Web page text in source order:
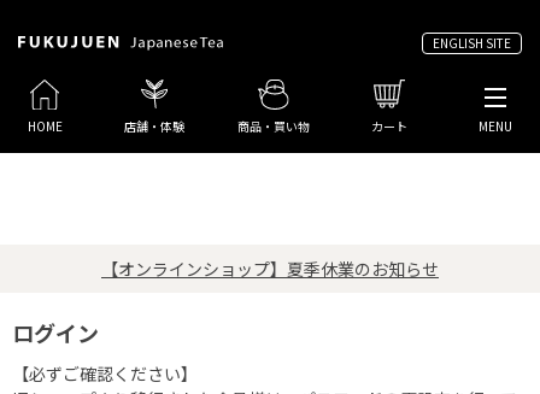
ENGLISH SITE
HOME 店舗・体験 商品・買い物 カート MENU
【オンラインショップ】夏季休業のお知らせ
ログイン
【必ずご確認ください】